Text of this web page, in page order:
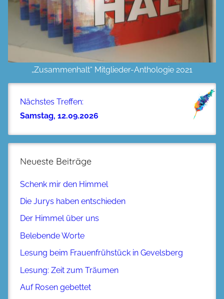
„Zusammenhalt“ Mitglieder-Anthologie 2021
Nächstes Treffen:
Samstag, 12.09.2026
Neueste Beiträge
Schenk mir den Himmel
Die Jurys haben entschieden
Der Himmel über uns
Belebende Worte
Lesung beim Frauenfrühstück in Gevelsberg
Lesung: Zeit zum Träumen
Auf Rosen gebettet